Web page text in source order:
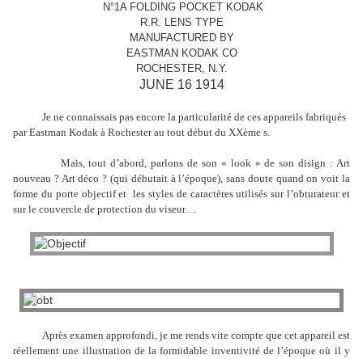
N°1A FOLDING POCKET KODAK
R.R. LENS TYPE
MANUFACTURED BY
EASTMAN KODAK CO
ROCHESTER, N.Y.
JUNE 16 1914
Je ne connaissais pas encore la particularité de ces appareils fabriqués
par Eastman Kodak à Rochester au tout début du XXème s.
Mais, tout d’abord, parlons de son « look » de son disign : Art
nouveau ? Art déco ? (qui débutait à l’époque), sans doute quand on voit la
forme du porte objectif et les styles de caractères utilisés sur l’obturateur et
sur le couvercle de protection du viseur…
Après examen approfondi, je me rends vite compte que cet appareil est
réellement une illustration de la formidable inventivité de l’époque où il y